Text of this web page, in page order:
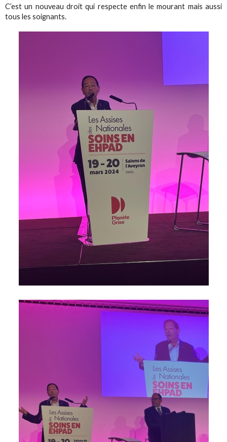
C’est un nouveau droit qui respecte enfin le mourant mais aussi
tous les soignants.